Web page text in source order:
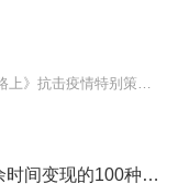
「下班后重启人生」：业余时间变现的100种可能